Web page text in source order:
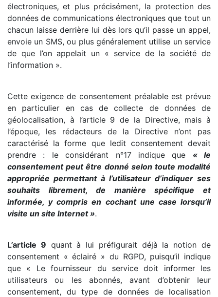
électroniques, et plus précisément, la protection des
données de communications électroniques que tout un
chacun laisse derrière lui dès lors qu’il passe un appel,
envoie un SMS, ou plus généralement utilise un service
de que l’on appelait un « service de la société de
l’information ».
Cette exigence de consentement préalable est prévue
en particulier en cas de collecte de données de
géolocalisation, à l’article 9 de la Directive, mais à
l’époque, les rédacteurs de la Directive n’ont pas
caractérisé la forme que ledit consentement devait
prendre : le considérant n°17 indique que « le
consentement peut être donné selon toute modalité
appropriée permettant à l’utilisateur d’indiquer ses
souhaits librement, de manière spécifique et
informée, y compris en cochant une case lorsqu’il
visite un site Internet ».
L’article 9 quant à lui préfigurait déjà la notion de
consentement « éclairé » du RGPD, puisqu’il indique
que « Le fournisseur du service doit informer les
utilisateurs ou les abonnés, avant d’obtenir leur
consentement, du type de données de localisation